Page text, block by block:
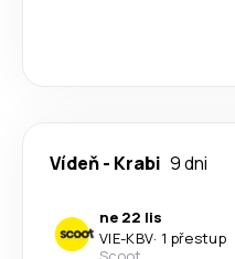
Vídeň- Krabi 9 dni
ne 22 lis
VIE-KBV· 1 přestup